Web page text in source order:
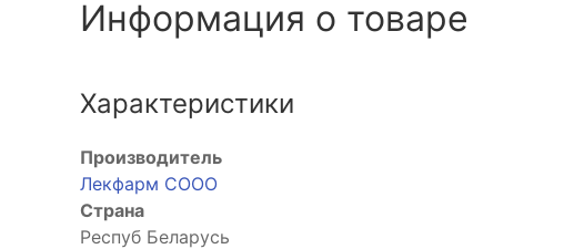
Информация о товаре
Характеристики
Производитель
Лекфарм СООО
Страна
Респуб Беларусь